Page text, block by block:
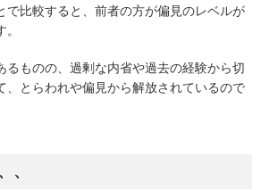
で比較すると、前者の方が偏見のレベルが
ものの、過剰な内省や過去の経験から切
、とらわれや偏見から解放されているので
、